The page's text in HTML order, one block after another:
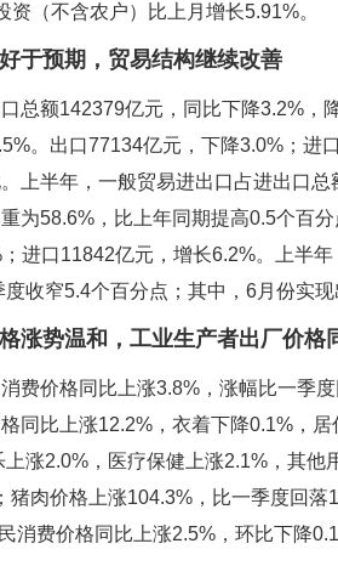
资（不含农户）比上月增长5.91%。
于预期，贸易结构继续改善
口总额142379亿元，同比下降3.2%
。出口77134亿元，下降3.0%；
上半年，一般贸易进出口占进出口
为58.6%，比上年同期提高0.5个百
进口11842亿元，增长6.2%。上半
收窄5.4个百分点；其中，6月份实
涨势温和，工业生产者出厂价格
消费价格同比上涨3.8%，涨幅比一季
同比上涨12.2%，衣着下降0.1%，
涨2.0%，医疗保健上涨2.1%，其
猪肉价格上涨104.3%，比一季度回
消费价格同比上涨2.5%，环比下降